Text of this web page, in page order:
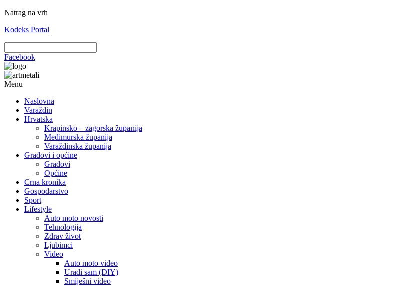
Natrag na vrh
Kodeks Portal
Facebook
Menu
Naslovna
Varaždin
Hrvatska
Krapinsko – zagorska županija
Međimurska županija
Varaždinska županija
Gradovi i općine
Gradovi
Općine
Crna kronika
Gospodarstvo
Sport
Lifestyle
Auto moto novosti
Tehnologija
Zdrav život
Ljubimci
Video
Auto moto video
Uradi sam (DIY)
Smiješni video